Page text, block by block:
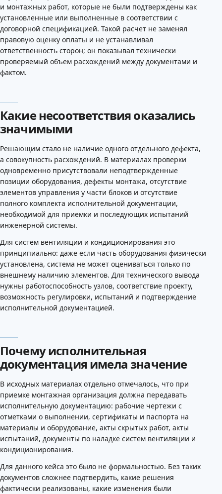
и монтажных работ, которые не были подтверждены как
установленные или выполненные в соответствии с
договорной спецификацией. Такой расчет не заменял
правовую оценку оплаты и не устанавливал
ответственность сторон; он показывал технически
проверяемый объем расхождений между документами и
фактом.
Какие несоответствия оказались
значимыми
Решающим стало не наличие одного отдельного дефекта,
а совокупность расхождений. В материалах проверки
одновременно присутствовали неподтвержденные
позиции оборудования, дефекты монтажа, отсутствие
элементов управления у части блоков и отсутствие
полного комплекта исполнительной документации,
необходимой для приемки и последующих испытаний
инженерной системы.
Для систем вентиляции и кондиционирования это
принципиально: даже если часть оборудования физически
установлена, система не может оцениваться только по
внешнему наличию элементов. Для технического вывода
нужны работоспособность узлов, соответствие проекту,
возможность регулировки, испытаний и подтверждение
исполнительной документацией.
Почему исполнительная
документация имела значение
В исходных материалах отдельно отмечалось, что при
приемке монтажная организация должна передавать
исполнительную документацию: рабочие чертежи с
отметками о выполнении, сертификаты и паспорта на
материалы и оборудование, акты скрытых работ, акты
испытаний, документы по наладке систем вентиляции и
кондиционирования.
Для данного кейса это было не формальностью. Без таких
документов сложнее подтвердить, какие решения
фактически реализованы, какие изменения были